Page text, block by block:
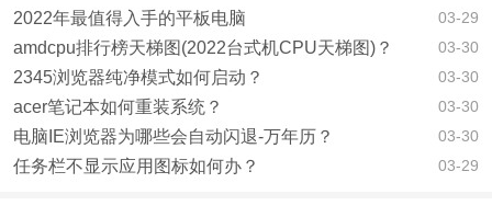
2022年最值得入手的平板电脑 03-29
amdcpu排行榜天梯图(2022台式机CPU天梯图)？ 03-30
2345浏览器纯净模式如何启动？ 03-30
acer笔记本如何重装系统？ 03-30
电脑IE浏览器为哪些会自动闪退-万年历？ 03-30
任务栏不显示应用图标如何办？ 03-29